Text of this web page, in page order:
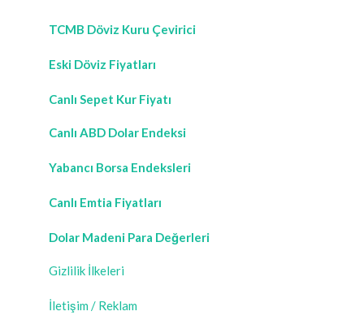
TCMB Döviz Kuru Çevirici
Eski Döviz Fiyatları
Canlı Sepet Kur Fiyatı
Canlı ABD Dolar Endeksi
Yabancı Borsa Endeksleri
Canlı Emtia Fiyatları
Dolar Madeni Para Değerleri
Gizlilik İlkeleri
İletişim / Reklam